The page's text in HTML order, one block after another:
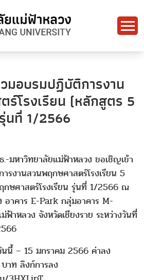
มอบรมปฏิบัติการงาน
โรงเรียน (หลักสูตร 5
นที่ 1/2566
มหาวิทยาลัยแม่ฟ้าหลวง ขอเชิญเข้า
รงานสวนพฤกษศาสตร์โรงเรียน 5
กษศาสตร์โรงเรียน รุ่นที่ 1/2566 ณ
อาคาร E-Park กลุ่มอาคาร M-
าหลวง จังหวัดเชียงราย ระหว่างวันที่
นนี้ – 15 มกราคม 2566 ค่าลง
าท ลิงก์การลง